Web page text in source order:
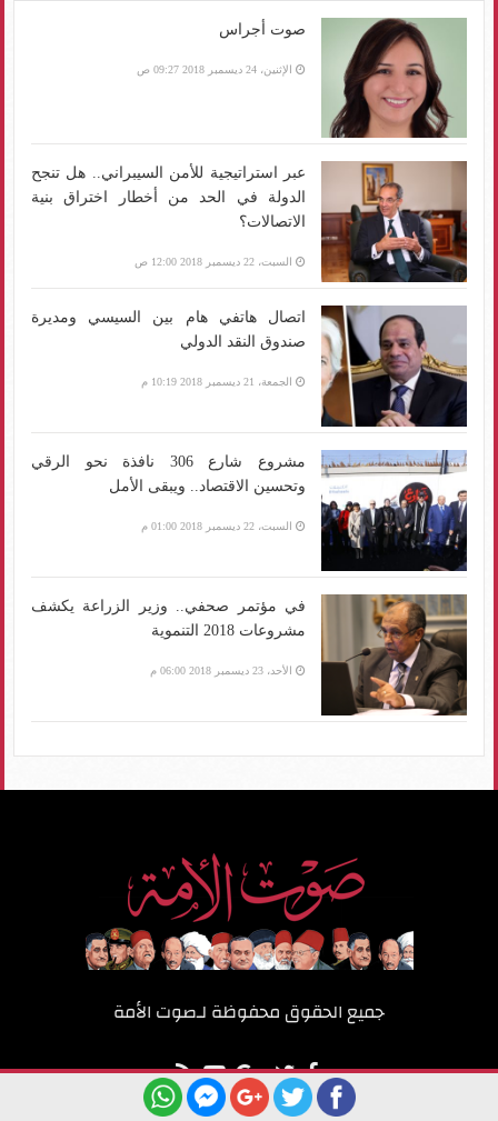
صوت أجراس
الإثنين، 24 ديسمبر 2018 09:27 ص
عبر استراتيجية للأمن السيبراني.. هل تنجح
الدولة في الحد من أخطار اختراق بنية
الاتصالات؟
السبت، 22 ديسمبر 2018 12:00 ص
اتصال هاتفي هام بين السيسي ومديرة
صندوق النقد الدولي
الجمعة، 21 ديسمبر 2018 10:19 م
مشروع شارع 306 نافذة نحو الرقي
وتحسين الاقتصاد.. ويبقى الأمل
السبت، 22 ديسمبر 2018 01:00 م
في مؤتمر صحفي.. وزير الزراعة يكشف
مشروعات 2018 التنموية
الأحد، 23 ديسمبر 2018 06:00 م
جميع الحقوق محفوظة لـصوت الأمة